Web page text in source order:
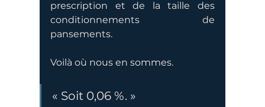
prescription et de la taille des
conditionnements de
pansements.
Voilà où nous en sommes.
« Soit 0,06 %. »